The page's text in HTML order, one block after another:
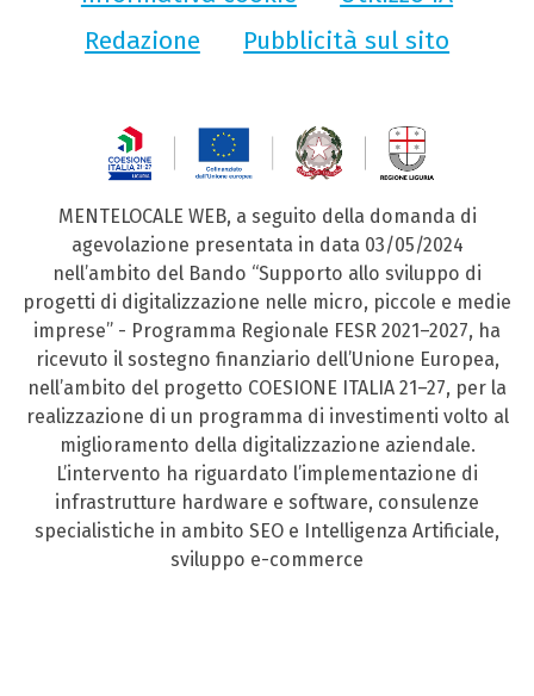
Redazione
Pubblicità sul sito
MENTELOCALE WEB, a seguito della domanda di
agevolazione presentata in data 03/05/2024
nell’ambito del Bando “Supporto allo sviluppo di
progetti di digitalizzazione nelle micro, piccole e medie
imprese” - Programma Regionale FESR 2021–2027, ha
ricevuto il sostegno finanziario dell’Unione Europea,
nell’ambito del progetto COESIONE ITALIA 21–27, per la
realizzazione di un programma di investimenti volto al
miglioramento della digitalizzazione aziendale.
L’intervento ha riguardato l’implementazione di
infrastrutture hardware e software, consulenze
specialistiche in ambito SEO e Intelligenza Artificiale,
sviluppo e-commerce